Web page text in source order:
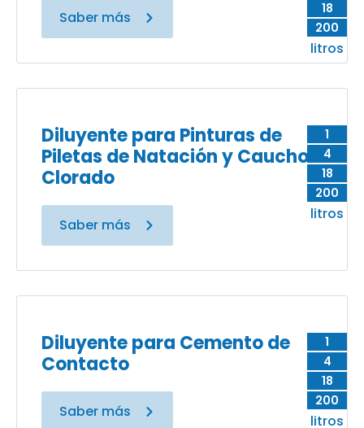
18
200
litros
Saber más
1
4
18
200
litros
Diluyente para Pinturas de
Piletas de Natación y Caucho
Clorado
Saber más
1
4
18
200
litros
Diluyente para Cemento de
Contacto
Saber más